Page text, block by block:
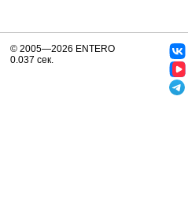
© 2005—2026 ENTERO
0.037 сек.